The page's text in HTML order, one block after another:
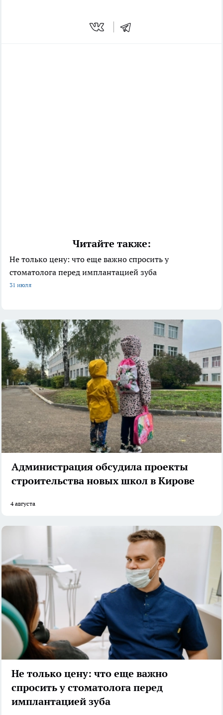
Читайте также:
Не только цену: что еще важно спросить у
стоматолога перед имплантацией зуба
31 июля
Администрация обсудила проекты
строительства новых школ в Кирове
4 августа
Не только цену: что еще важно
спросить у стоматолога перед
имплантацией зуба